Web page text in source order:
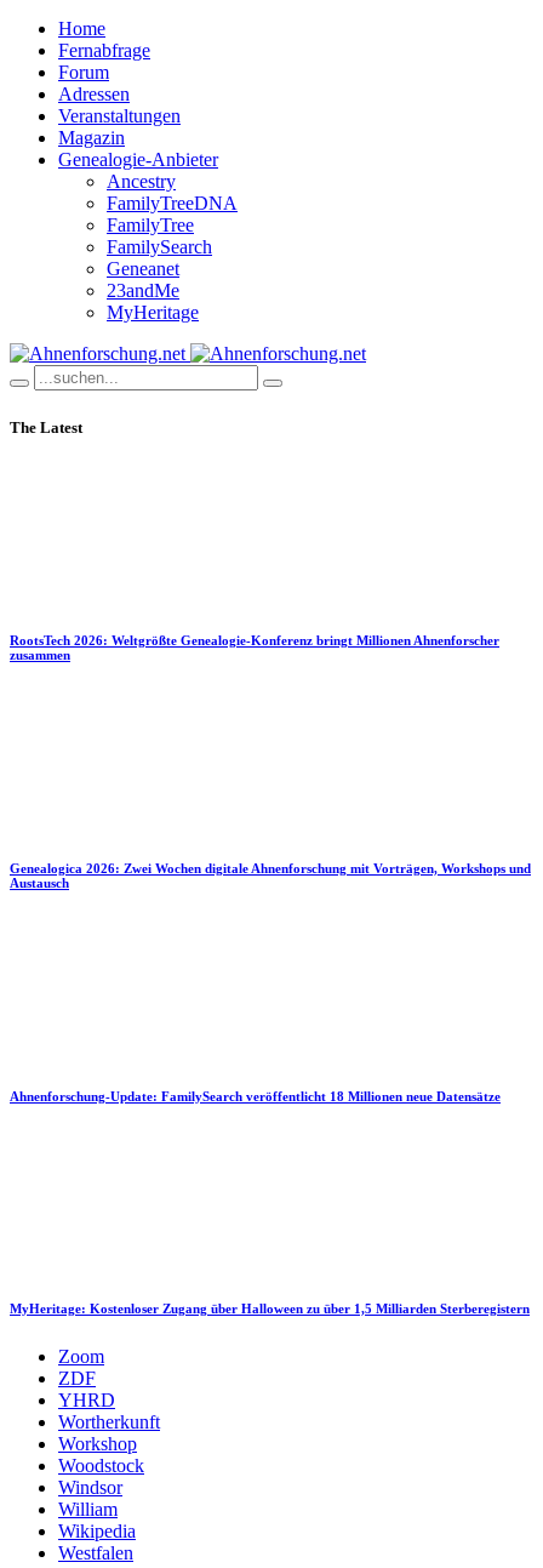
Home
Fernabfrage
Forum
Adressen
Veranstaltungen
Magazin
Genealogie-Anbieter
Ancestry
FamilyTreeDNA
FamilyTree
FamilySearch
Geneanet
23andMe
MyHeritage
The Latest
RootsTech 2026: Weltgrößte Genealogie-Konferenz bringt Millionen Ahnenforscher
zusammen
Genealogica 2026: Zwei Wochen digitale Ahnenforschung mit Vorträgen, Workshops und
Austausch
Ahnenforschung-Update: FamilySearch veröffentlicht 18 Millionen neue Datensätze
MyHeritage: Kostenloser Zugang über Halloween zu über 1,5 Milliarden Sterberegistern
Zoom
ZDF
YHRD
Wortherkunft
Workshop
Woodstock
Windsor
William
Wikipedia
Westfalen